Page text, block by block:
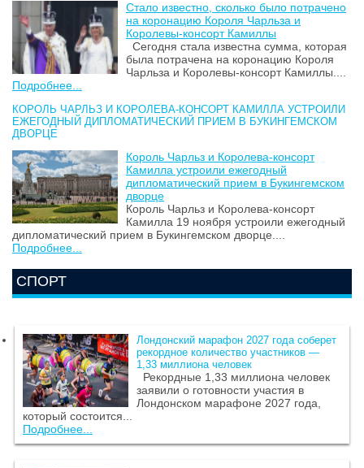
Стало известно, сколько было потрачено
на коронацию Короля Чарльза и
Королевы-консорт Камиллы
Сегодня стала известна сумма, которая
была потрачена на коронацию Короля
Чарльза и Королевы-консорт Камиллы....
Подробнее...
КОРОЛЬ ЧАРЛЬЗ И КОРОЛЕВА-КОНСОРТ КАМИЛЛА УСТРОИЛИ
ЕЖЕГОДНЫЙ ДИПЛОМАТИЧЕСКИЙ ПРИЕМ В БУКИНГЕМСКОМ
ДВОРЦЕ
Король Чарльз и Королева-консорт
Камилла устроили ежегодный
дипломатический прием в Букингемском
дворце
Король Чарльз и Королева-консорт
Камилла 19 ноября устроили ежегодный
дипломатический прием в Букингемском дворце....
Подробнее...
СПОРТ
Лондонский марафон 2027 года соберет
рекордное количество участников —
1,33 миллиона человек
Рекордные 1,33 миллиона человек
заявили о готовности участия в
Лондонском марафоне 2027 года,
который состоится...
Подробнее...